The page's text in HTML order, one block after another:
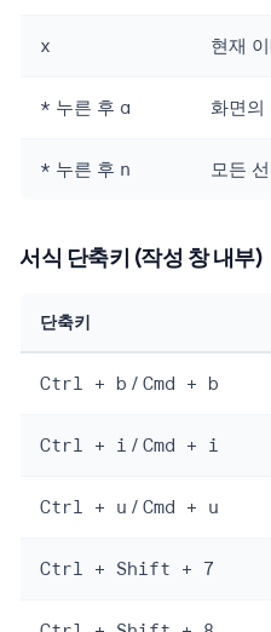
x 현재
* 누른 후 a 화면의
* 누른 후 n 모든
서식 단축키 (작성 창 내부)
단축키
Ctrl + b / Cmd + b
Ctrl + i / Cmd + i
Ctrl + u / Cmd + u
Ctrl + Shift + 7